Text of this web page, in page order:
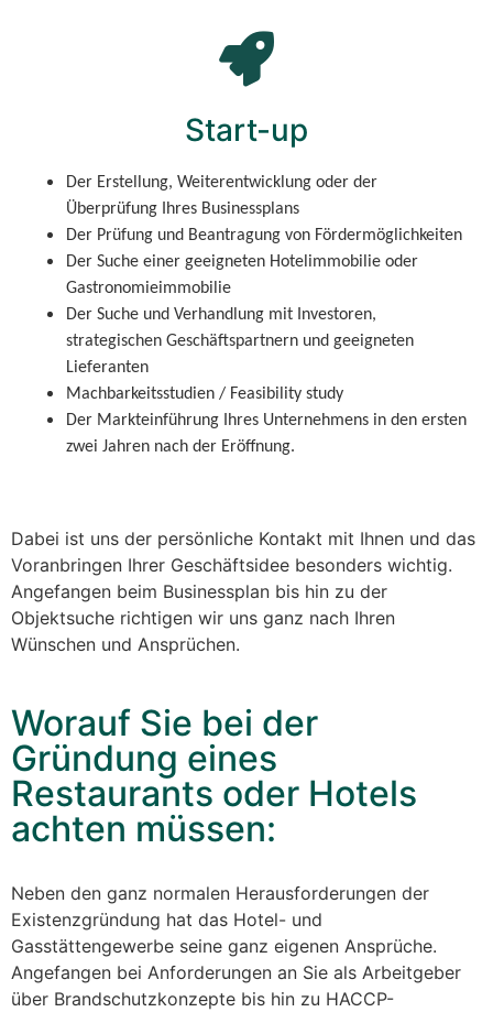
Start-up
Der Erstellung, Weiterentwicklung oder der
Überprüfung Ihres Businessplans
Der Prüfung und Beantragung von Fördermöglichkeiten
Der Suche einer geeigneten Hotelimmobilie oder
Gastronomieimmobilie
Der Suche und Verhandlung mit Investoren,
strategischen Geschäftspartnern und geeigneten
Lieferanten
Machbarkeitsstudien / Feasibility study
Der Markteinführung Ihres Unternehmens in den ersten
zwei Jahren nach der Eröffnung.
Dabei ist uns der persönliche Kontakt mit Ihnen und das
Voranbringen Ihrer Geschäftsidee besonders wichtig.
Angefangen beim Businessplan bis hin zu der
Objektsuche richtigen wir uns ganz nach Ihren
Wünschen und Ansprüchen.
Worauf Sie bei der
Gründung eines
Restaurants oder Hotels
achten müssen:
Neben den ganz normalen Herausforderungen der
Existenzgründung hat das Hotel- und
Gasstättengewerbe seine ganz eigenen Ansprüche.
Angefangen bei Anforderungen an Sie als Arbeitgeber
über Brandschutzkonzepte bis hin zu HACCP-